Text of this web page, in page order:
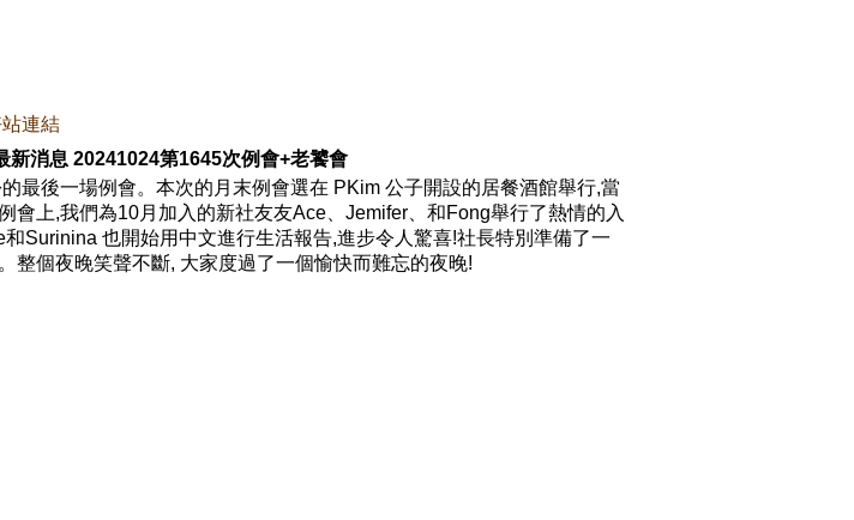
連結
新消息 20241024第1645次例會+老饕會
最後一場例會。本次的月末例會選在 PKim 公子開設的居餐酒館舉行,當
會上,我們為10月加入的新社友友Ace、Jemifer、和Fong舉行了熱情的入
Surinina 也開始用中文進行生活報告,進步令人驚喜!社長特別準備了一
整個夜晚笑聲不斷, 大家度過了一個愉快而難忘的夜晚!